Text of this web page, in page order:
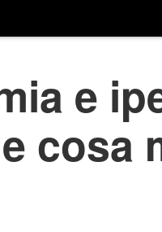
e
cosa